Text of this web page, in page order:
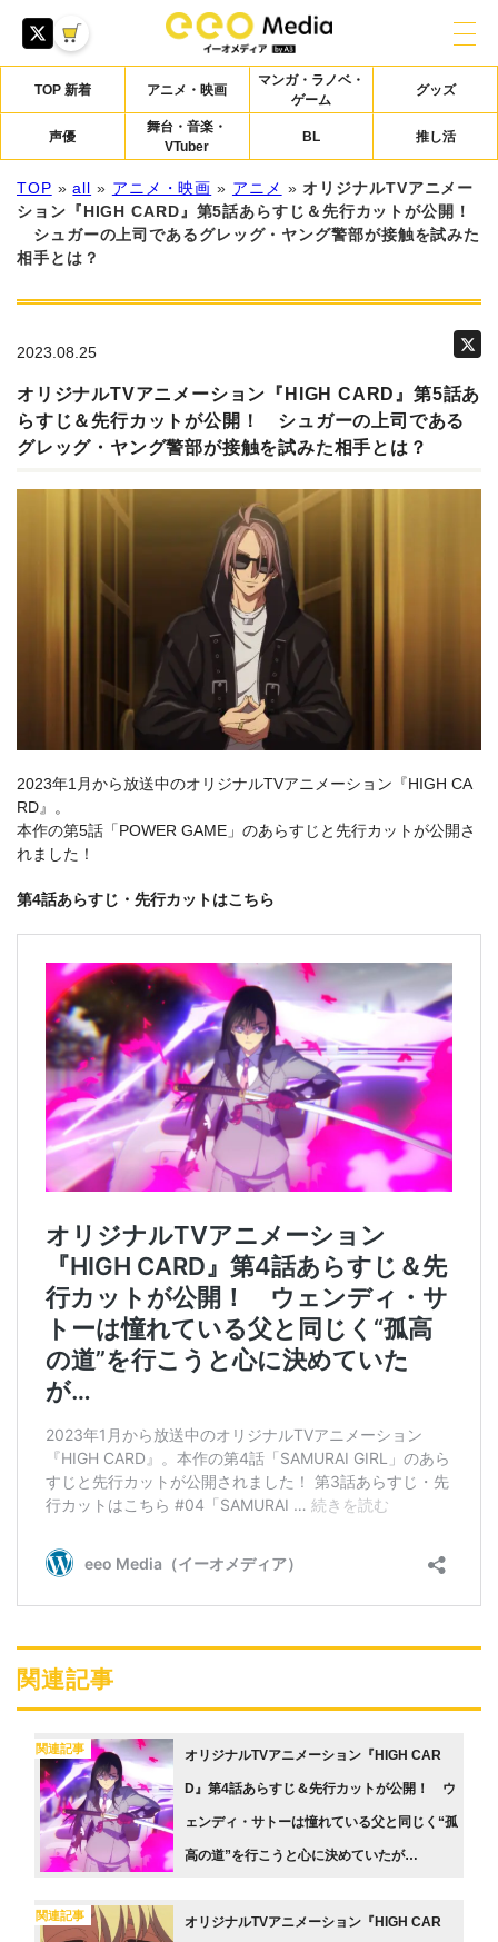
TOP 新着 アニメ・映画
マンガ・ラノベ・
ゲーム
グッズ
声優
舞台・音楽・
VTuber
BL 推し活
TOP »all » アニメ・映画 » アニメ »オリジナルTVアニメー
ション『HIGH CARD』第5話あらすじ＆先行カットが公開！
シュガーの上司であるグレッグ・ヤング警部が接触を試みた
相手とは？
2023.08.25
オリジナルTVアニメーション『HIGH CARD』第5話あ
らすじ＆先行カットが公開！ シュガーの上司である
グレッグ・ヤング警部が接触を試みた相手とは？
2023年1月から放送中のオリジナルTVアニメーション『HIGH CA
RD』。
本作の第5話「POWER GAME」のあらすじと先行カットが公開さ
れました！
第4話あらすじ・先行カットはこちら
関連記事
関連記事 オリジナルTVアニメーション『HIGH CAR
D』第4話あらすじ＆先行カットが公開！ ウ
ェンディ・サトーは憧れている父と同じく“孤
高の道”を行こうと心に決めていたが…
関連記事 オリジナルTVアニメーション『HIGH CAR